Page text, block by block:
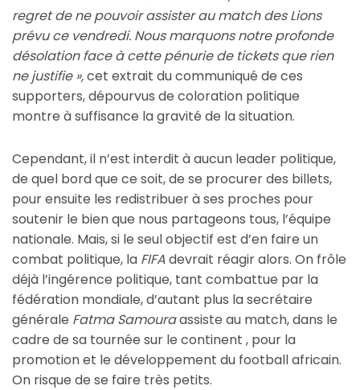
regret de ne pouvoir assister au match des Lions
prévu ce vendredi. Nous marquons notre profonde
désolation face à cette pénurie de tickets que rien
ne justifie »,cet extrait du communiqué de ces
supporters, dépourvus de coloration politique
montre à suffisance la gravité de la situation.
Cependant, il n’est interdit à aucun leader politique,
de quel bord que ce soit, de se procurer des billets,
pour ensuite les redistribuer à ses proches pour
soutenir le bien que nous partageons tous, l’équipe
nationale. Mais, si le seul objectif est d’en faire un
combat politique, la FIFAdevrait réagir alors. On frôle
déjà l’ingérence politique, tant combattue par la
fédération mondiale, d’autant plus la secrétaire
générale Fatma Samouraassiste au match, dans le
cadre de sa tournée sur le continent , pour la
promotion et le développement du football africain.
On risque de se faire très petits.